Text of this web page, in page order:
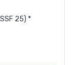
25) *